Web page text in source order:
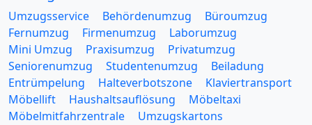
Umzugsservice Behördenumzug
Büroumzug
Fernumzug
Firmenumzug
Laborumzug
Mini Umzug
Praxisumzug
Privatumzug
Seniorenumzug
Studentenumzug
Beiladung
Entrümpelung
Halteverbotszone
Klaviertransport
Möbellift
Haushaltsauflösung
Möbeltaxi
Möbelmitfahrzentrale
Umzugskartons